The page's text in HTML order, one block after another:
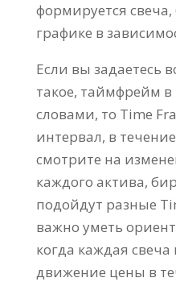
формируется
графике в
Если вы задаетесь
такое, таймфрейм
словами, то Time
интервал, в
смотрите на
каждого актива,
подойдут разные
важно уметь
когда каждая свеча
движение цены в